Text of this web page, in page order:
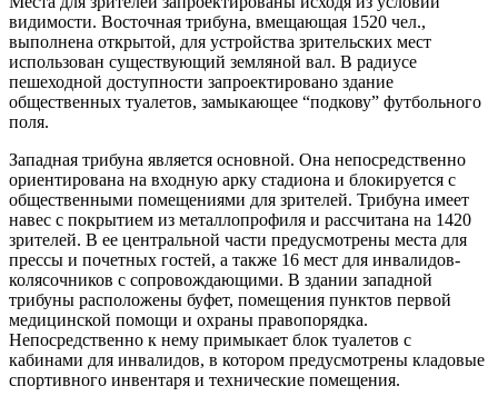
видимости. Восточная трибуна, вмещающая 1520 чел.,
выполнена открытой, для устройства зрительских мест
использован существующий земляной вал. В радиусе
пешеходной доступности запроектировано здание
общественных туалетов, замыкающее “подкову” футбольного
поля.
Западная трибуна является основной. Она непосредственно
ориентирована на входную арку стадиона и блокируется с
общественными помещениями для зрителей. Трибуна имеет
навес с покрытием из металлопрофиля и рассчитана на 1420
зрителей. В ее центральной части предусмотрены места для
прессы и почетных гостей, а также 16 мест для инвалидов-
колясочников с сопровождающими. В здании западной
трибуны расположены буфет, помещения пунктов первой
медицинской помощи и охраны правопорядка.
Непосредственно к нему примыкает блок туалетов с
кабинами для инвалидов, в котором предусмотрены кладовые
спортивного инвентаря и технические помещения.